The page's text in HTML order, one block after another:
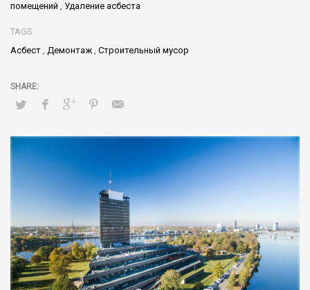
помещений , Удаление асбеста
TAGS
Асбест , Демонтаж , Строительный мусор